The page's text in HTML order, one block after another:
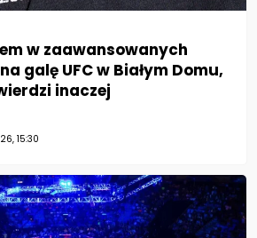
w zaawansowanych
galę UFC w Białym Domu,
inaczej
15:30